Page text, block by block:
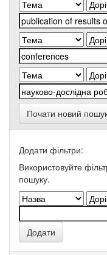
Почати новий
Додати фільтри:
Використовуйте
пошуку.